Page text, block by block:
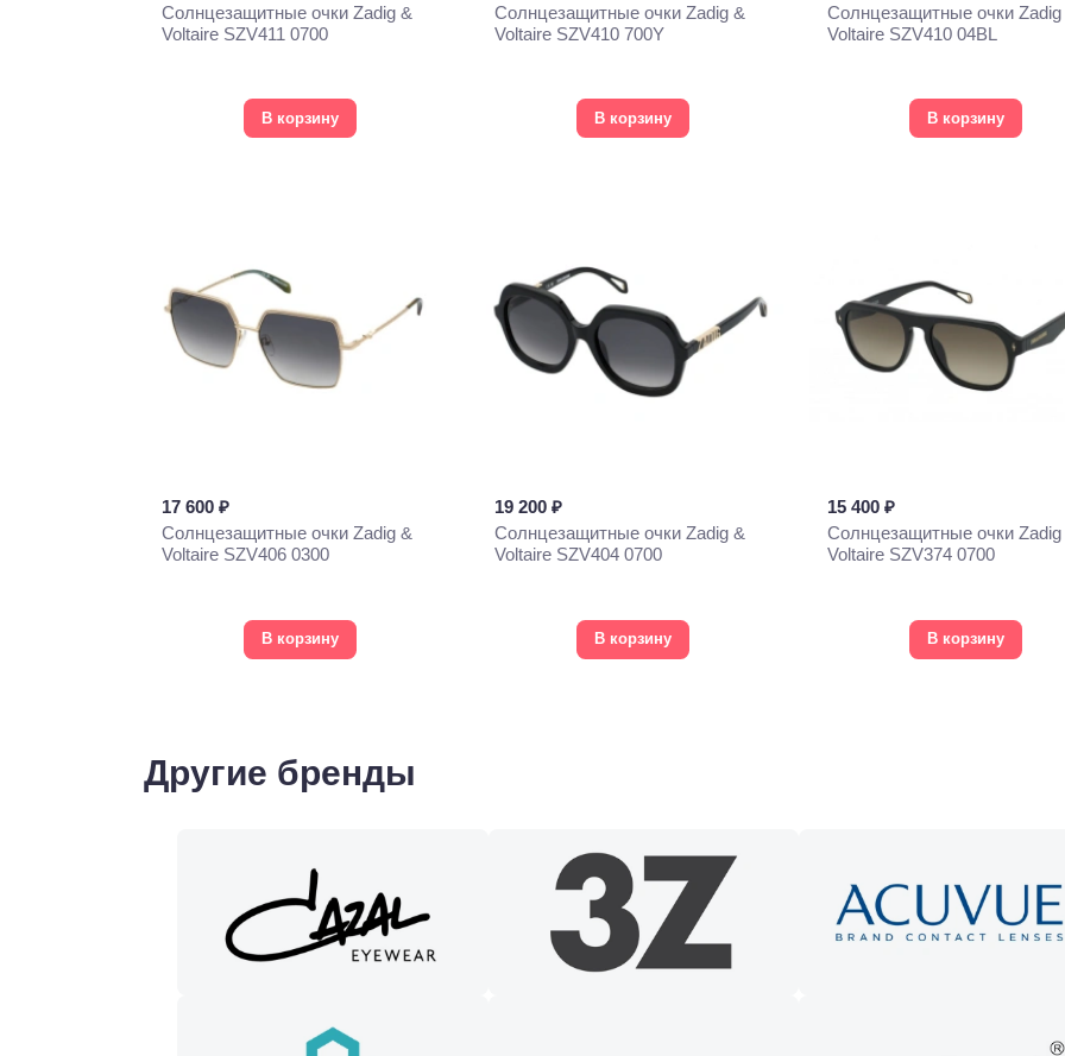
Солнцезащитные очки Zadig &
Voltaire SZV411 0700
В корзину
Солнцезащитные очки Zadig &
Voltaire SZV410 700Y
В корзину
Солнцезащитные очки Zadig
Voltaire SZV410 04BL
В корзину
17 600 ₽
Солнцезащитные очки Zadig &
Voltaire SZV406 0300
В корзину
19 200 ₽
Солнцезащитные очки Zadig &
Voltaire SZV404 0700
В корзину
15 400 ₽
Солнцезащитные очки Zadig
Voltaire SZV374 0700
В корзину
Другие бренды